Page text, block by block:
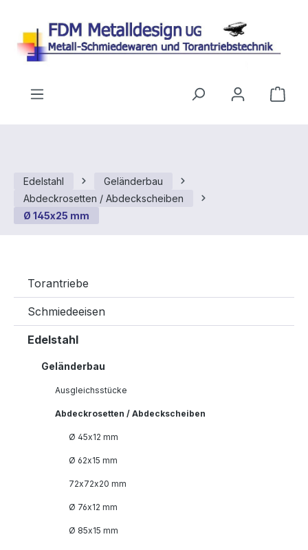
Edelstahl
Geländerbau
Abdeckrosetten / Abdeckscheiben
Ø 145x25 mm
Torantriebe
Schmiedeeisen
Edelstahl
Geländerbau
Ausgleichsstücke
Abdeckrosetten / Abdeckscheiben
Ø 45x12 mm
Ø 62x15 mm
72x72x20 mm
Ø 76x12 mm
Ø 85x15 mm